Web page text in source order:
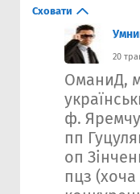
Сховати
20
ОманиД,
ф.
пп
оп
пцз